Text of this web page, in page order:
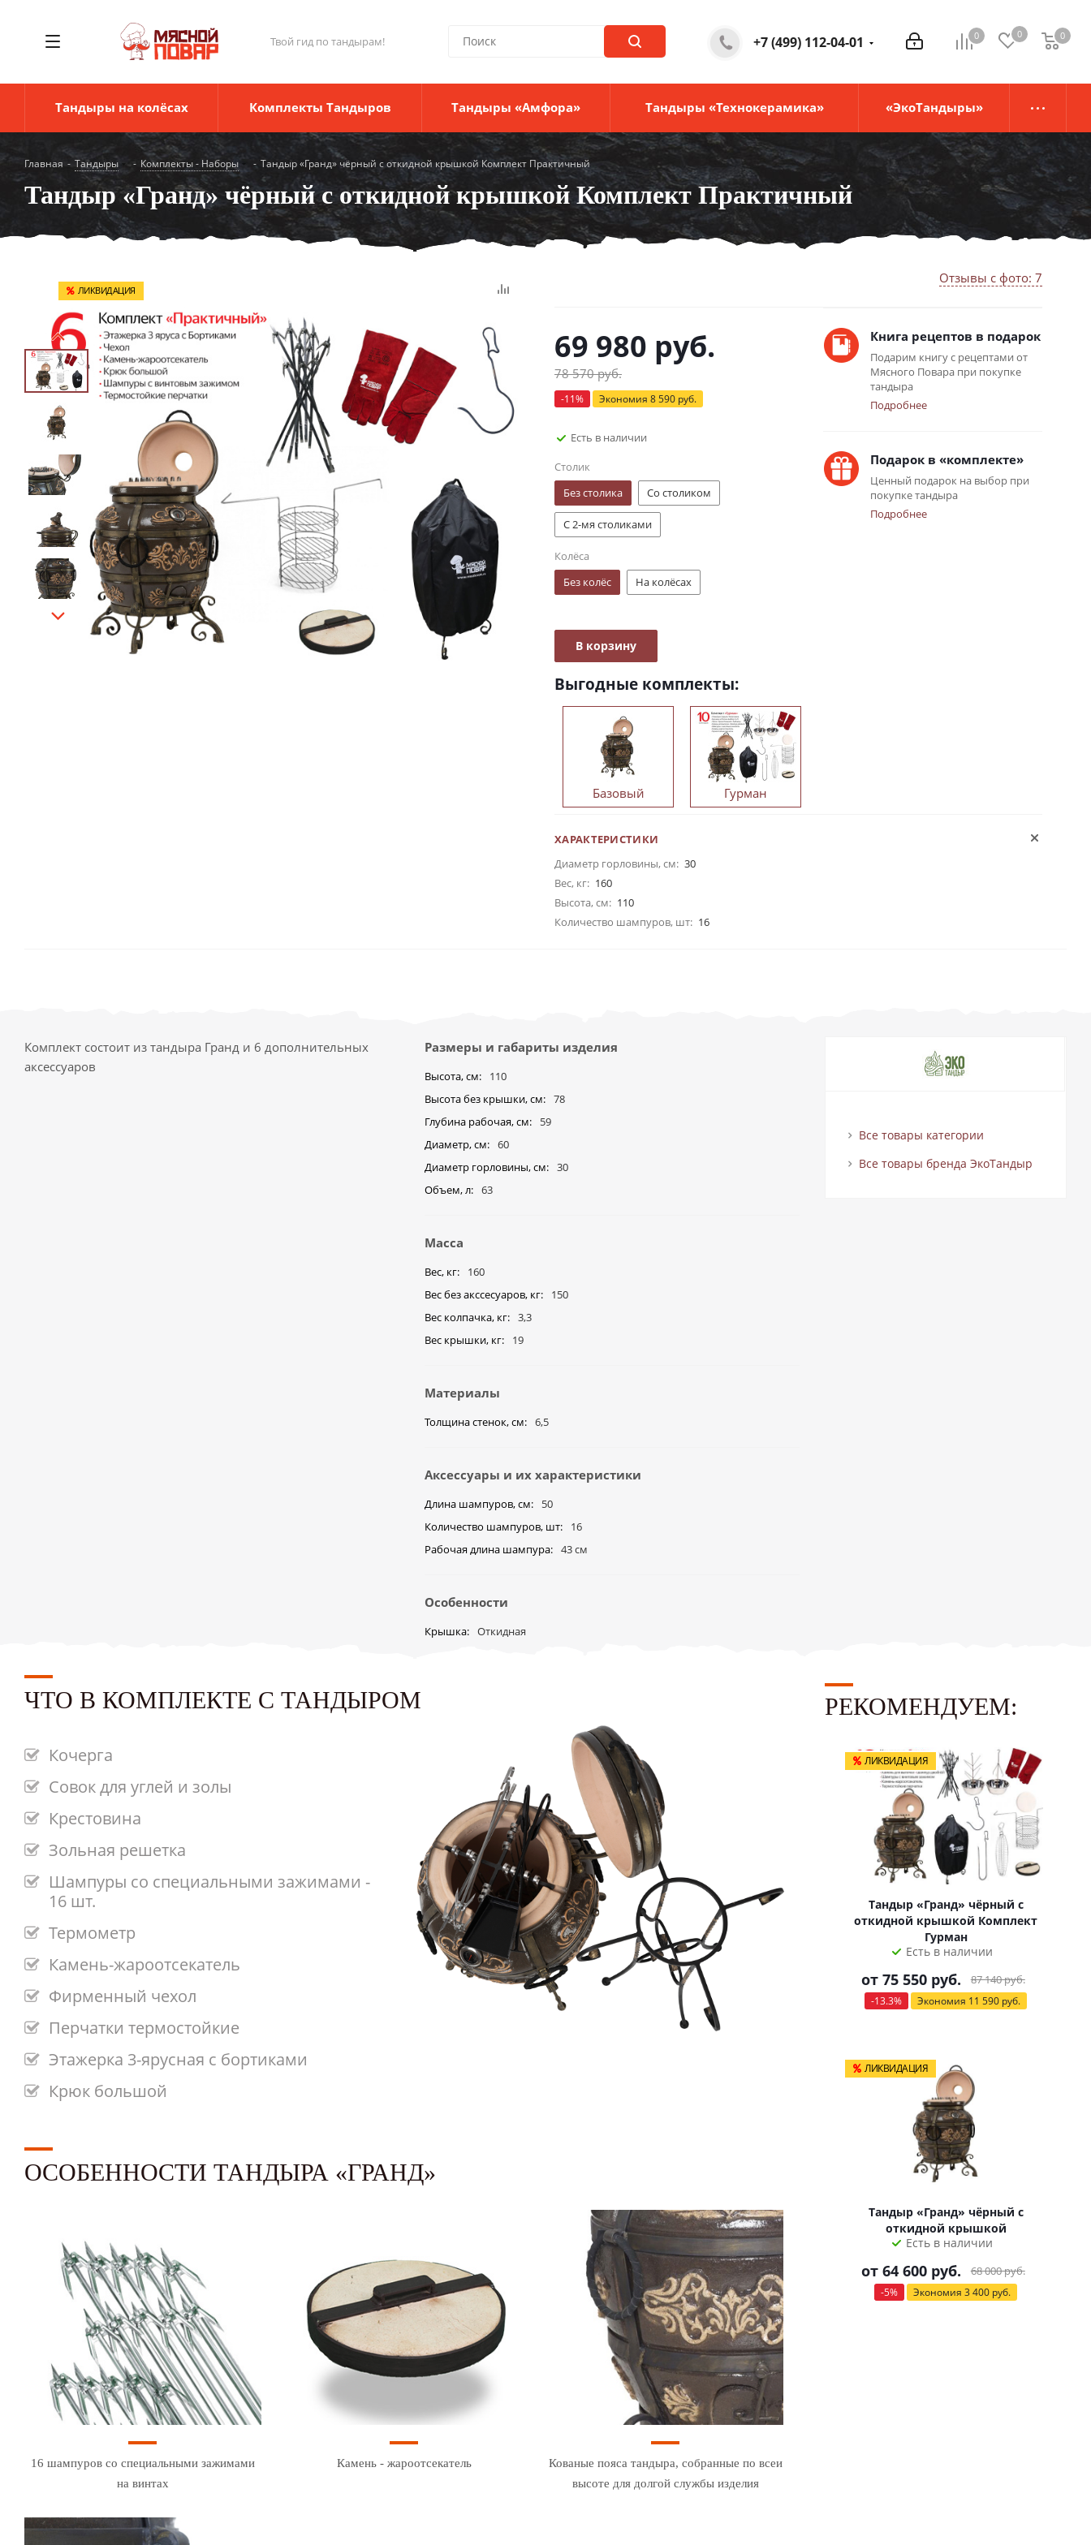
Твой гид по тандырам! 0 0 0
0
+7 (499) 112-04-01
Тандыры на колёсах Комплекты Тандыров Тандыры «Амфора» Тандыры «Технокерамика» «ЭкоТандыры»
Главная - Тандыры - Комплекты - Наборы - Тандыр «Гранд» чёрный с откидной крышкой Комплект Практичный
Тандыр «Гранд» чёрный с откидной крышкой Комплект Практичный
ЛИКВИДАЦИЯ
Отзывы с фото: 7
Книга рецептов в подарок
Подарим книгу с рецептами от
Мясного Повара при покупке
тандыра
Подробнее
Подарок в «комплекте»
Ценный подарок на выбор при
покупке тандыра
Подробнее
69 980 руб.
78 570руб.
-11% Экономия 8 590 руб.
Есть в наличии
Столик
Без столика
Со столиком
С 2-мя столиками
Колёса
Без колёс
На колёсах
В корзину
Выгодные комплекты:
Базовый Гурман
ХАРАКТЕРИСТИКИ
Диаметр горловины, см: 30
Вес, кг: 160
Высота, см: 110
Количество шампуров, шт: 16
Комплект состоит из тандыра Гранд и 6 дополнительных
аксессуаров
Размеры и габариты изделия
Высота, см
110
Высота без крышки, см
78
Глубина рабочая, см
59
Диаметр, см
60
Диаметр горловины, см
30
Объем, л
63
Масса
Вес, кг
160
Вес без акссесуаров, кг
150
Вес колпачка, кг
3,3
Вес крышки, кг
19
Материалы
Толщина стенок, см 6,5
Аксессуары и их характеристики
Длина шампуров, см
50
Количество шампуров, шт
16
Рабочая длина шампура
43 см
Особенности
Крышка Откидная
Все товары категории
Все товары бренда ЭкоТандыр
ЧТО В КОМПЛЕКТЕ С ТАНДЫРОМ
Кочерга
Совок для углей и золы
Крестовина
Зольная решетка
Шампуры со специальными зажимами -
16 шт.
Термометр
Камень-жароотсекатель
Фирменный чехол
Перчатки термостойкие
Этажерка 3-ярусная с бортиками
Крюк большой
ОСОБЕННОСТИ ТАНДЫРА «ГРАНД»
16 шампуров со специальными зажимами
на винтах
Камень - жароотсекатель
Кованые пояса тандыра, собранные по всеи
высоте для долгой службы изделия
РЕКОМЕНДУЕМ:
ЛИКВИДАЦИЯ
Тандыр «Гранд» чёрный с
откидной крышкой Комплект
Гурман
Есть в наличии
от 75 550 руб. 87 140 руб.
-13.3% Экономия 11 590 руб.
ЛИКВИДАЦИЯ
Тандыр «Гранд» чёрный с
откидной крышкой
Есть в наличии
от 64 600 руб. 68 000 руб.
-5% Экономия3 400 руб.